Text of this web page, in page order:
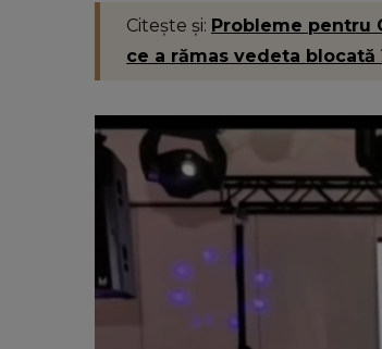
Citește și: Probleme pentru
ce a rămas vedeta blocată